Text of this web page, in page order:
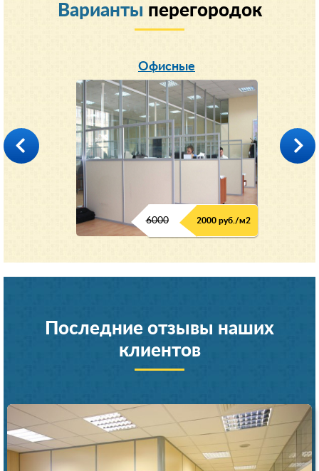
Варианты перегородок
Офисные
6000 2000 руб./м2
Последние отзывы наших
клиентов